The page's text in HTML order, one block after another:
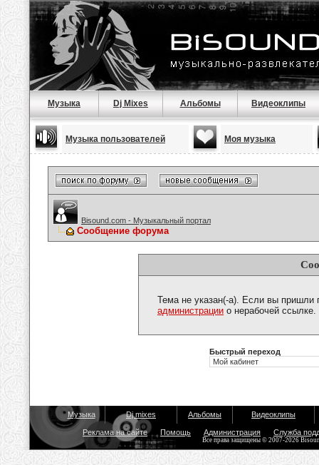
Музыка Dj Mixes Альбомы Видеоклипы
Музыка пользователей Моя музыка
Bisound.com - Музыкальный портал
Сообщение форума
Тема не указан(-а). Если вы пришли
администрации о нерабочей ссылке.
Быстрый переход
Музыка Dj mixes Альбомы Видеоклипы
Реклама на сайте Помощь Администрация Служба
Все права защищены © 2007-2026